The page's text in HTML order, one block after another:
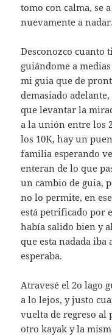
tomo con calma, se
nuevamente a
Desconozco cuanto
guiándome a
mi guia que de
demasiado
que levantar la
a la unión entre los
los 10K, hay un
familia esperando
enteran de lo que
un cambio de guia,
no lo permite, en
está petrificado por
había salido bien y
que esta nadada iba
esperaba.
Atravesé el 2o lago
a lo lejos, y justo
vuelta de regreso al
otro kayak y la